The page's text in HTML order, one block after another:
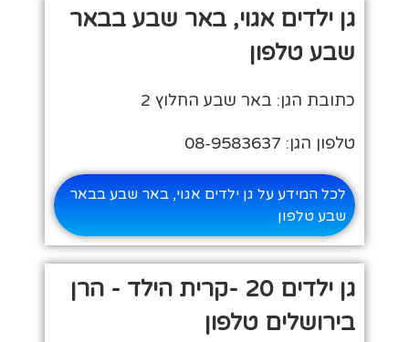
גן ילדים אגוי, באר שבע בבאר
שבע טלפון
כתובת הגן: באר שבע החלוץ 2
טלפון הגן: 08-9583637
לכל המידע על גן ילדים אגוי, באר שבע בבאר
שבע טלפון
גן ילדים 20 -קרית הילד - הרן
בירושלים טלפון